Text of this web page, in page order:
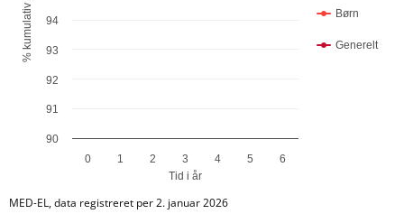
Tid i år
Børn
Generelt
0 1 2 3 4 5 6
90
91
92
93
94
End of interactive chart.
MED-EL, data registreret per 2. januar 2026